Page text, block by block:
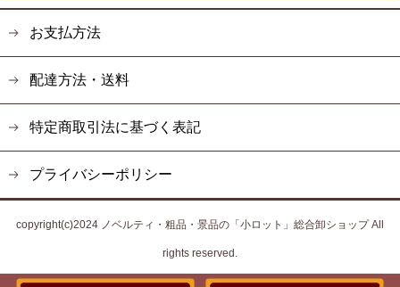
お支払方法
配達方法・送料
特定商取引法に基づく表記
プライバシーポリシー
copyright(c)2024 ノベルティ・粗品・景品の「小ロット」総合卸ショップ All
rights reserved.